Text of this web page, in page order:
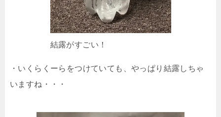
結露がすごい！
・いくらくーらをつけていても、やっぱり結露しちゃ
いますね・・・